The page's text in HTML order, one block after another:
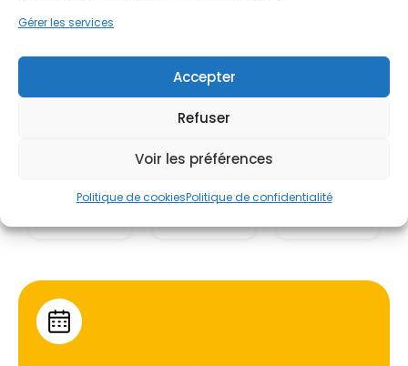
Gérer les services
Accepter
Refuser
Voir les préférences
Politique de cookiesPolitique de confidentialité